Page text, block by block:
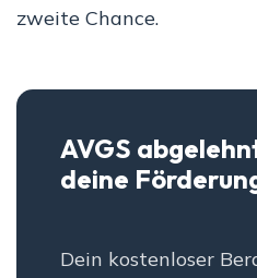
zweite Chance.
AVGS
deine
Dein kostenloser